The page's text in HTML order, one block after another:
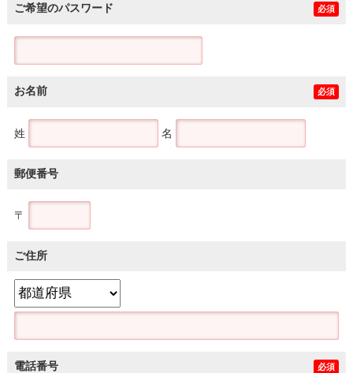
ご希望のパスワード 必須
お名前 必須
姓 名
郵便番号
〒
ご住所
電話番号 必須